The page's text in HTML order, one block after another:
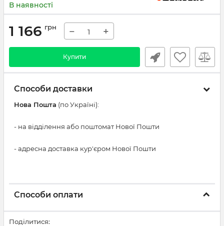
В наявності
1 166 грн − +
Купити
Способи доставки
Нова Пошта (по Україні):
- на відділення або поштомат Нової Пошти
- адресна доставка кур'єром Нової Пошти
Способи оплати
Поділитися: